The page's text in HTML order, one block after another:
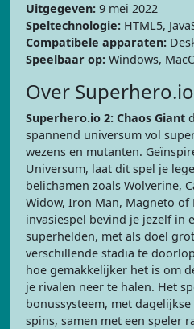
Uitgegeven: 9 mei 2022
Speltechnologie: HTML5,
Compatibele apparaten:
Speelbaar op: Windows,
Over
Superhero.io 2: Chaos Giant
spannend universum vol
wezens en mutanten.
Universum, laat dit spel je
belichamen zoals Wolverine,
Widow, Iron Man, Magneto of
invasiespel bevind je jezelf in
superhelden, met als doel
verschillende stadia te
hoe gemakkelijker het is om
je rivalen neer te halen. Het
bonussysteem, met
spins, samen met een speler